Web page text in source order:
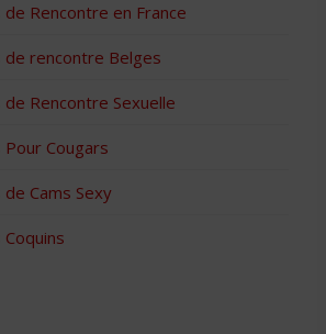
de Rencontre en France
de rencontre Belges
de Rencontre Sexuelle
Pour Cougars
de Cams Sexy